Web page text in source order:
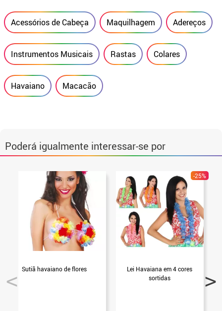
Acessórios de Cabeça Maquilhagem Adereços
Instrumentos Musicais Rastas Colares
Havaiano Macacão
Poderá igualmente interessar-se por
Sutiã havaiano de flores
-25%
Lei Havaiana em 4 cores
sortidas